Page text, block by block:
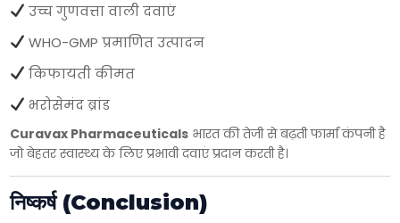
उच्च गुणवत्ता वाली दवाएं
WHO-GMP प्रमाणित उत्पादन
किफायती कीमत
भरोसेमंद ब्रांड
Curavax Pharmaceuticalsभारत की तेजी से बढ़ती फार्मा कंपनी है
जो बेहतर स्वास्थ्य के लिए प्रभावी दवाएं प्रदान करती है।
निष्कर्ष (Conclusion)